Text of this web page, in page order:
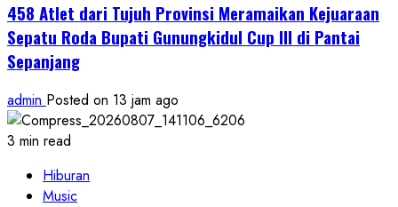
458 Atlet dari Tujuh Provinsi Meramaikan Kejuaraan
Sepatu Roda Bupati Gunungkidul Cup III di Pantai
Sepanjang
admin Posted on 13 jam ago
3 min read
Hiburan
Music